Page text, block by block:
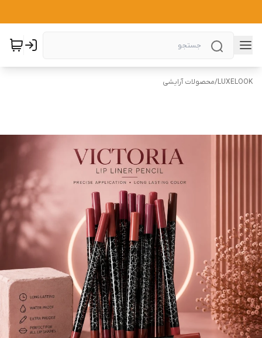
LUXELOOK
/محصولات آرایشی